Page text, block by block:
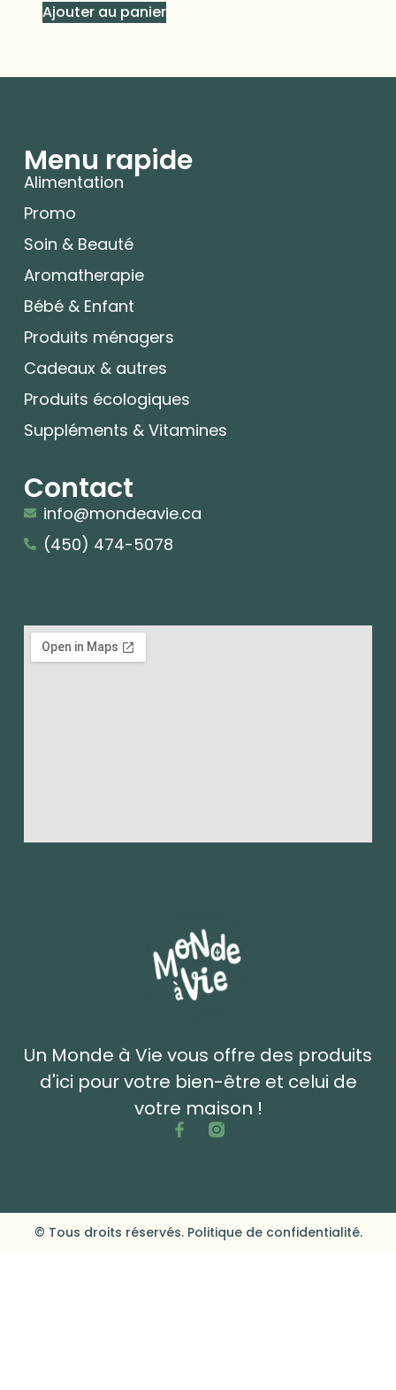
Ajouter au panier
Un Monde à Vie vous offre des produits
d'ici pour votre bien-être et celui de
votre maison !
Menu rapide
Alimentation
Promo
Soin & Beauté
Aromatherapie
Bébé & Enfant
Produits ménagers
Cadeaux & autres
Produits écologiques
Suppléments & Vitamines
Contact
info@mondeavie.ca
(450) 474-5078
© Tous droits réservés. Politique de confidentialité.